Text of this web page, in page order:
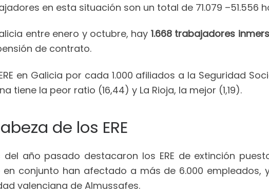
en esta situación son un total de 71.079 –51.556
entre enero y octubre, hay 1.668 trabajadores
de contrato.
en Galicia por cada 1.000 afiliados a la Seguridad
tiene la peor ratio (16,44) y La Rioja, la mejor (1,19).
de los ERE
del año pasado destacaron los ERE de extinción
en conjunto han afectado a más de 6.000 empleados,
valenciana de Almussafes.